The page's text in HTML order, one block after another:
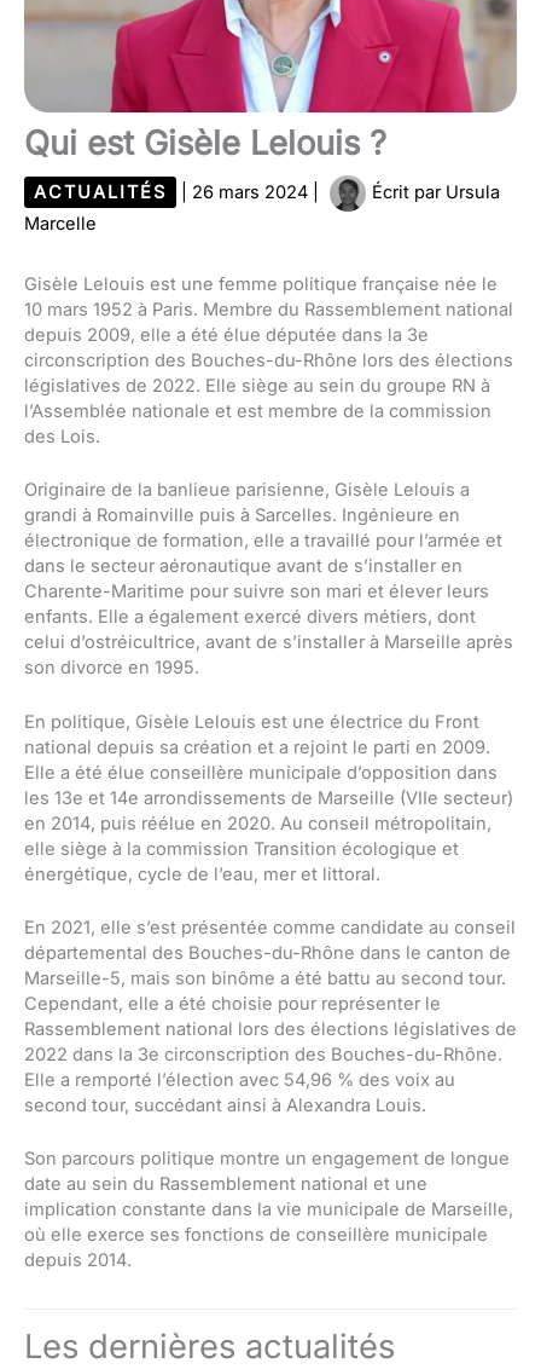
Qui est Gisèle Lelouis ?
ACTUALITÉS 26 mars 2024 Écrit par Ursula
Marcelle
Gisèle Lelouis est une femme politique française née le
10 mars 1952 à Paris. Membre du Rassemblement national
depuis 2009, elle a été élue députée dans la 3e
circonscription des Bouches-du-Rhône lors des élections
législatives de 2022. Elle siège au sein du groupe RN à
l’Assemblée nationale et est membre de la commission
des Lois.
Originaire de la banlieue parisienne, Gisèle Lelouis a
grandi à Romainville puis à Sarcelles. Ingénieure en
électronique de formation, elle a travaillé pour l’armée et
dans le secteur aéronautique avant de s’installer en
Charente-Maritime pour suivre son mari et élever leurs
enfants. Elle a également exercé divers métiers, dont
celui d’ostréicultrice, avant de s’installer à Marseille après
son divorce en 1995.
En politique, Gisèle Lelouis est une électrice du Front
national depuis sa création et a rejoint le parti en 2009.
Elle a été élue conseillère municipale d’opposition dans
les 13e et 14e arrondissements de Marseille (VIIe secteur)
en 2014, puis réélue en 2020. Au conseil métropolitain,
elle siège à la commission Transition écologique et
énergétique, cycle de l’eau, mer et littoral.
En 2021, elle s’est présentée comme candidate au conseil
départemental des Bouches-du-Rhône dans le canton de
Marseille-5, mais son binôme a été battu au second tour.
Cependant, elle a été choisie pour représenter le
Rassemblement national lors des élections législatives de
2022 dans la 3e circonscription des Bouches-du-Rhône.
Elle a remporté l’élection avec 54,96 % des voix au
second tour, succédant ainsi à Alexandra Louis.
Son parcours politique montre un engagement de longue
date au sein du Rassemblement national et une
implication constante dans la vie municipale de Marseille,
où elle exerce ses fonctions de conseillère municipale
depuis 2014.
Les dernières actualités